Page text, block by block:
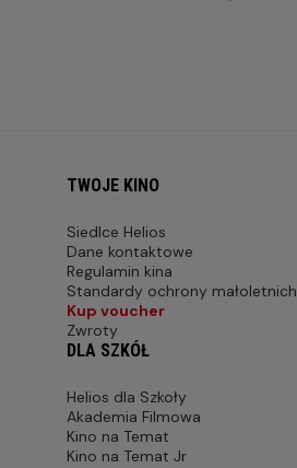
TWOJE KINO
Siedlce Helios
Dane kontaktowe
Regulamin kina
Standardy ochrony małoletnich
Kup voucher
Zwroty
DLA SZKÓŁ
Helios dla Szkoły
Akademia Filmowa
Kino na Temat
Kino na Temat Jr